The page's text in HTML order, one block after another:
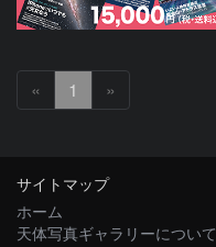
« 1 »
サイトマップ
ホーム
天体写真ギャラリーについて